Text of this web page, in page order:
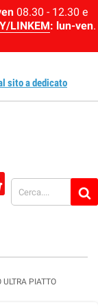
08.30 - 12.30 e
LINKEM: lun-ven.
sito a dedicato
PIATTO